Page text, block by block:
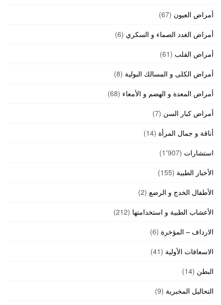
أمراض العيون (67)
أمراض الغدد الصماء و السكري (6)
أمراض القلب (61)
أمراض الكلى و المسالك البولية (8)
أمراض المعدة و الهضم و الأمعاء (68)
أمراض كبار السن (7)
أناقة و جمال المرأة (14)
استشارات (1٬907)
الأخبار الطبية (155)
الأطفال الخدج و الرضع (2)
الأعشاب الطبية و استخدامتها (212)
الارداف – المؤخرة (6)
الاسعافات الأولية (41)
البطن (14)
التحاليل المخبرية (9)